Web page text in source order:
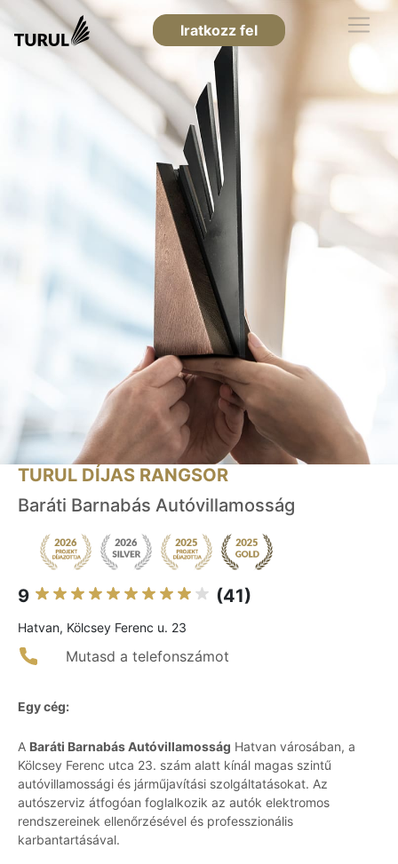
Iratkozz fel
TURUL DÍJAS RANGSOR
Baráti Barnabás Autóvillamosság
9 (41)
Hatvan, Kölcsey Ferenc u. 23
Mutasd a telefonszámot
Egy cég:
A Baráti Barnabás Autóvillamosság Hatvan városában, a
Kölcsey Ferenc utca 23. szám alatt kínál magas szintű
autóvillamossági és járműjavítási szolgáltatásokat. Az
autószerviz átfogóan foglalkozik az autók elektromos
rendszereinek ellenőrzésével és professzionális
karbantartásával.